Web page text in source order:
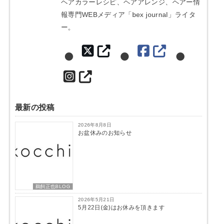
ヘアカラーレシピ、ヘアアレンジ、ヘアー情
報専門WEBメディア「bex journal」ライタ
ー。
最新の投稿
鵜飼正也BLOG
2026年8月8日
お盆休みのお知らせ
2026年5月21日
5月22日(金)はお休みを頂きます